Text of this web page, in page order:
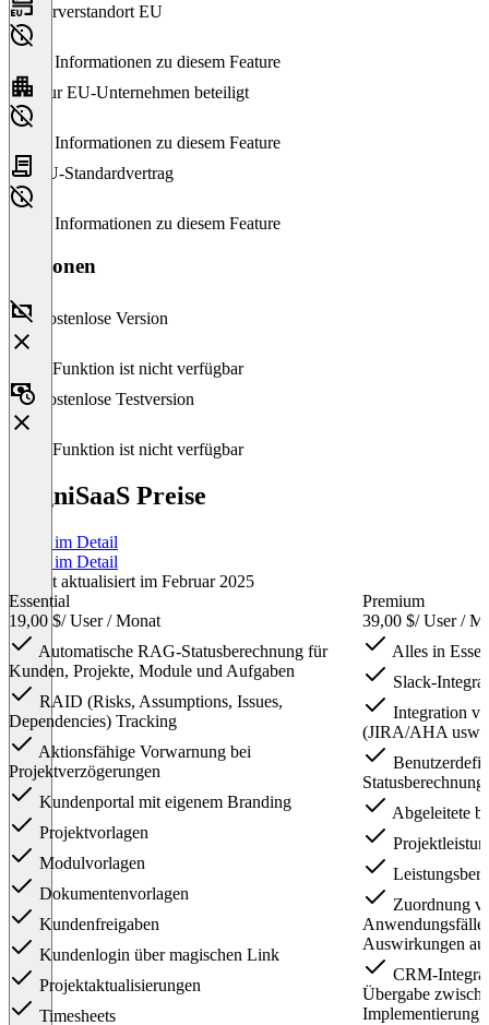
Serverstandort EU
Keine Informationen zu diesem Feature
Nur EU-Unternehmen beteiligt
Keine Informationen zu diesem Feature
EU-Standardvertrag
Keine Informationen zu diesem Feature
Versionen
Kostenlose Version
Diese Funktion ist nicht verfügbar
Kostenlose Testversion
Diese Funktion ist nicht verfügbar
CogniSaaS Preise
Preise im Detail
Preise im Detail
Zuletzt aktualisiert im Februar 2025
Essential
19,00 $/ User / Monat
Automatische RAG-Statusberechnung für
Kunden, Projekte, Module und Aufgaben
RAID (Risks, Assumptions, Issues,
Dependencies) Tracking
Aktionsfähige Vorwarnung bei
Projektverzögerungen
Kundenportal mit eigenem Branding
Projektvorlagen
Modulvorlagen
Dokumentenvorlagen
Kundenfreigaben
Kundenlogin über magischen Link
Projektaktualisierungen
Timesheets
Premium
39,00 $/ User /
Alles in
Slack-
Integration
(JIRA/AHA usw.)
Abgeleitete
Zuordnung
Auswirkungen
CRM-
Übergabe
Implementierung)